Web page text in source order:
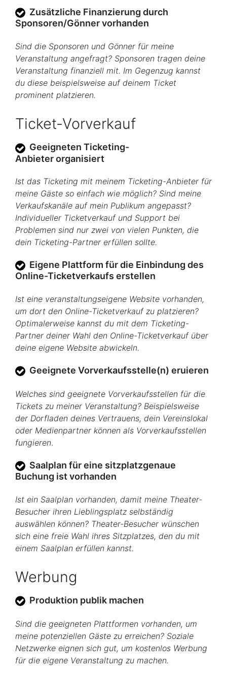
Zusätzliche Finanzierung durch
Sponsoren/Gönner vorhanden
Sind die Sponsoren und Gönner für meine
Veranstaltung angefragt? Sponsoren tragen deine
Veranstaltung finanziell mit. Im Gegenzug kannst
du diese beispielsweise auf deinem Ticket
prominent platzieren.
Ticket-Vorverkauf
Geeigneten Ticketing-
Anbieter organisiert
Ist das Ticketing mit meinem Ticketing-Anbieter für
meine Gäste so einfach wie möglich? Sind meine
Verkaufskanäle auf mein Publikum angepasst?
Individueller Ticketverkauf und Support bei
Problemen sind nur zwei von vielen Punkten, die
dein Ticketing-Partner erfüllen sollte.
Eigene Plattform für die Einbindung des
Online-Ticketverkaufs erstellen
Ist eine veranstaltungseigene Website vorhanden,
um dort den Online-Ticketverkauf zu platzieren?
Optimalerweise kannst du mit dem Ticketing-
Partner deiner Wahl den Online-Ticketverkauf über
deine eigene Website abwickeln.
Geeignete Vorverkaufsstelle(n) eruieren
Welches sind geeignete Vorverkaufsstellen für die
Tickets zu meiner Veranstaltung? Beispielsweise
der Dorfladen deines Vertrauens, dein Vereinslokal
oder Medienpartner können als Vorverkaufsstellen
fungieren.
Saalplan für eine sitzplatzgenaue
Buchung ist vorhanden
Ist ein Saalplan vorhanden, damit meine Theater-
Besucher ihren Lieblingsplatz selbständig
auswählen können? Theater-Besucher wünschen
sich eine freie Wahl ihres Sitzplatzes, den du mit
einem Saalplan erfüllen kannst.
Werbung
Produktion publik machen
Sind die geeigneten Plattformen vorhanden, um
meine potenziellen Gäste zu erreichen? Soziale
Netzwerke eignen sich gut, um kostenlos Werbung
für die eigene Veranstaltung zu machen.